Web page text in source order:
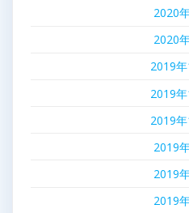
2020
2020
2019
2019
2019
2019
2019
2019